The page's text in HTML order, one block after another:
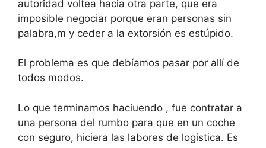
autoridad voltea hacia otra parte, que era
imposible negociar porque eran personas sin
palabra,m y ceder a la extorsión es estúpido.
El problema es que debíamos pasar por allí de
todos modos.
Lo que terminamos haciuendo , fue contratar a
una persona del rumbo para que en un coche
con seguro, hiciera las labores de logística. Es